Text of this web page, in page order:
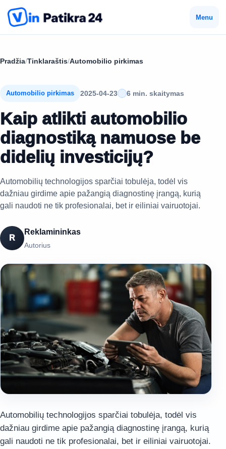
Menu
Pradžia/Tinklaraštis/Automobilio pirkimas
Automobilio pirkimas 2025-04-23 6 min. skaitymas
Kaip atlikti automobilio
diagnostiką namuose be
didelių investicijų?
Automobilių technologijos sparčiai tobulėja, todėl vis
dažniau girdime apie pažangią diagnostinę įrangą, kurią
gali naudoti ne tik profesionalai, bet ir eiliniai vairuotojai.
R
Reklamininkas
Autorius
Automobilių technologijos sparčiai tobulėja, todėl vis
dažniau girdime apie pažangią diagnostinę įrangą, kurią
gali naudoti ne tik profesionalai, bet ir eiliniai vairuotojai.